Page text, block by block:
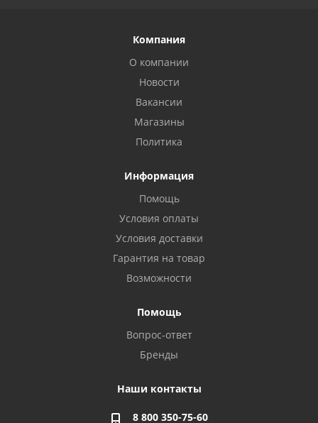
Компания
О компании
Новости
Вакансии
Магазины
Политика
Информация
Помощь
Условия оплаты
Условия доставки
Гарантия на товар
Возможности
Помощь
Вопрос-ответ
Бренды
Наши контакты
8 800 350-75-60